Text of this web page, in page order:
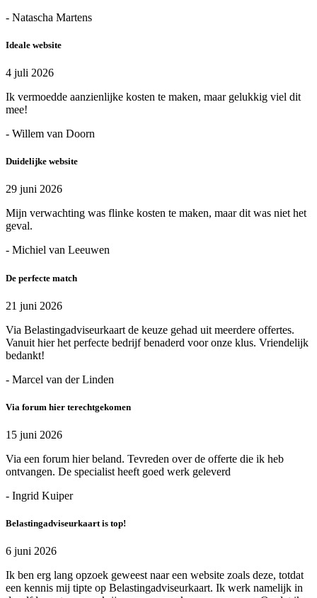
- Natascha Martens
Ideale website
4 juli 2026
Ik vermoedde aanzienlijke kosten te maken, maar gelukkig viel dit
mee!
- Willem van Doorn
Duidelijke website
29 juni 2026
Mijn verwachting was flinke kosten te maken, maar dit was niet het
geval.
- Michiel van Leeuwen
De perfecte match
21 juni 2026
Via Belastingadviseurkaart de keuze gehad uit meerdere offertes.
Vanuit hier het perfecte bedrijf benaderd voor onze klus. Vriendelijk
bedankt!
- Marcel van der Linden
Via forum hier terechtgekomen
15 juni 2026
Via een forum hier beland. Tevreden over de offerte die ik heb
ontvangen. De specialist heeft goed werk geleverd
- Ingrid Kuiper
Belastingadviseurkaart is top!
6 juni 2026
Ik ben erg lang opzoek geweest naar een website zoals deze, totdat
een kennis mij tipte op Belastingadviseurkaart. Ik werk namelijk in